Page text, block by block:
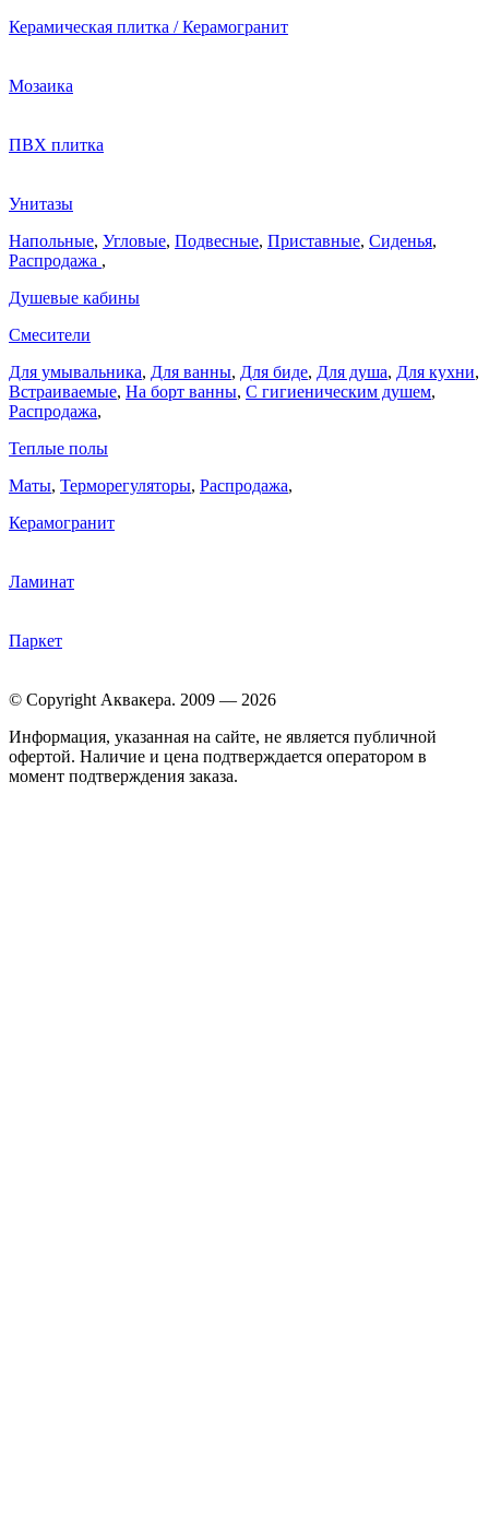
Керамическая плитка / Керамогранит
Мозаика
ПВХ плитка
Унитазы
Напольные, Угловые, Подвесные, Приставные, Сиденья,
Распродажа ,
Душевые кабины
Смесители
Для умывальника, Для ванны, Для биде, Для душа, Для кухни,
Встраиваемые, На борт ванны, C гигиеническим душем,
Распродажа,
Теплые полы
Маты, Терморегуляторы, Распродажа,
Керамогранит
Ламинат
Паркет
© Copyright Аквакера. 2009 — 2026
Информация, указанная на сайте, не является публичной
офертой. Наличие и цена подтверждается оператором в
момент подтверждения заказа.